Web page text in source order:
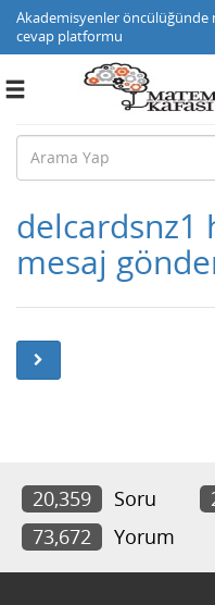
Akademisyenler
cevap platformu
Toggle
delcardsnz1
mesaj
20,359 Soru
73,672
Yorum